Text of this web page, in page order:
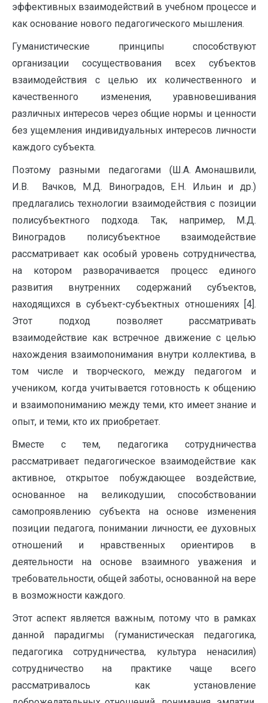
эффективных взаимодействий в учебном процессе и
как основание нового педагогического мышления.
Гуманистические принципы способствуют
организации сосуществования всех субъектов
взаимодействия с целью их количественного и
качественного изменения, уравновешивания
различных интересов через общие нормы и ценности
без ущемления индивидуальных интересов личности
каждого субъекта.
Поэтому разными педагогами (Ш.А. Амонашвили,
И.В. Вачков, М.Д. Виноградов, Е.Н. Ильин и др.)
предлагались технологии взаимодействия с позиции
полисубъектного подхода. Так, например, М.Д.
Виноградов полисубъектное взаимодействие
рассматривает как особый уровень сотрудничества,
на котором разворачивается процесс единого
развития внутренних содержаний субъектов,
находящихся в субъект-субъектных отношениях [4].
Этот подход позволяет рассматривать
взаимодействие как встречное движение с целью
нахождения взаимопонимания внутри коллектива, в
том числе и творческого, между педагогом и
учеником, когда учитывается готовность к общению
и взаимопониманию между теми, кто имеет знание и
опыт, и теми, кто их приобретает.
Вместе с тем, педагогика сотрудничества
рассматривает педагогическое взаимодействие как
активное, открытое побуждающее воздействие,
основанное на великодушии, способствовании
самопроявлению субъекта на основе изменения
позиции педагога, понимании личности, ее духовных
отношений и нравственных ориентиров в
деятельности на основе взаимного уважения и
требовательности, общей заботы, основанной на вере
в возможности каждого.
Этот аспект является важным, потому что в рамках
данной парадигмы (гуманистическая педагогика,
педагогика сотрудничества, культура ненасилия)
сотрудничество на практике чаще всего
рассматривалось как установление